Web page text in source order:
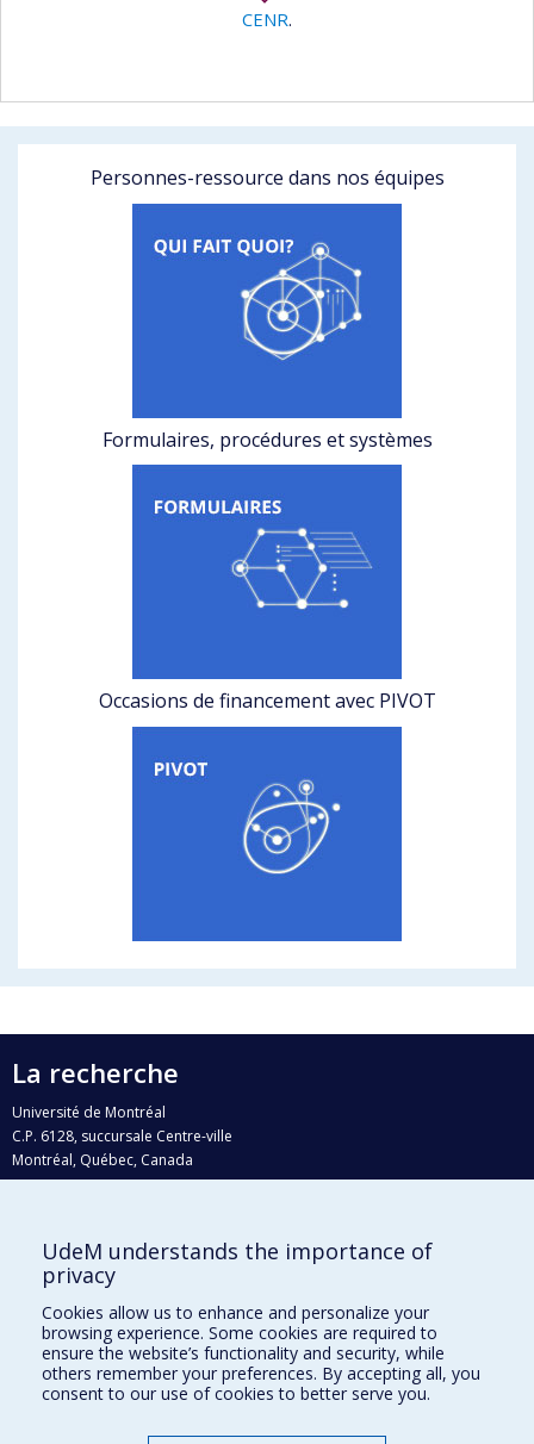
CENR.
Personnes-ressource dans nos équipes
Formulaires, procédures et systèmes
Occasions de financement avec PIVOT
La recherche
Université de Montréal
C.P. 6128, succursale Centre-ville
Montréal, Québec, Canada
H3C 3J7
Qui fait quoi?
Nous trouver
Plan du site
Accessibilité
UdeM understands the importance of
privacy
Cookies allow us to enhance and personalize your
browsing experience. Some cookies are required to
ensure the website’s functionality and security, while
others remember your preferences. By accepting all, you
consent to our use of cookies to better serve you.